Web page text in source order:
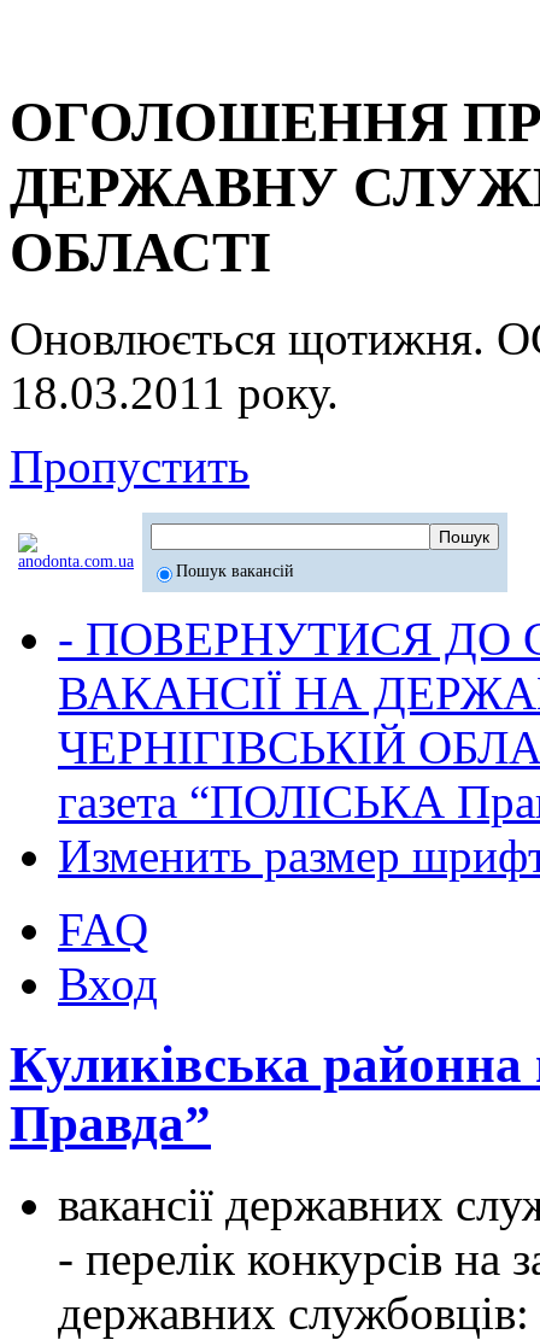
ОГОЛОШЕННЯ
ДЕРЖАВНУ
ОБЛАСТІ
Оновлюється
18.03.2011 року.
Пропустить
Пошук вакансій
- ПОВЕРНУТИСЯ ДО
ВАКАНСІЇ НА
ЧЕРНІГІВСЬКІЙ
газета “ПОЛІСЬКА
Изменить размер
FAQ
Вход
Куликівська
Правда”
вакансії державних
- перелік конкурсів на
державних службовців: